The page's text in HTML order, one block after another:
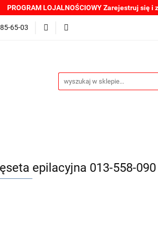
PROGRAM LOJALNOŚCIOWY Zarejestruj się i
65-03
PROMOCJE BESTSELLERY
epilacyjna 013-558-